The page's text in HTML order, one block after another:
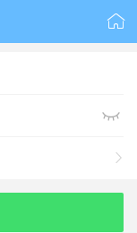


